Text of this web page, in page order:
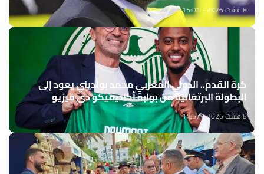
8 غشت 2026 - 15:01
كرة القدم.. الدولي المغربي محمد بولديني يعود إلى
البطولة البرتغالية من بوابة أكاديميكو دي فيزيو
8 غشت 2026 - 14:57